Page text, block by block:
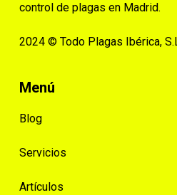
control de plagas en Madrid.
2024 © Todo Plagas Ibérica,
Menú
Blog
Servicios
Artículos